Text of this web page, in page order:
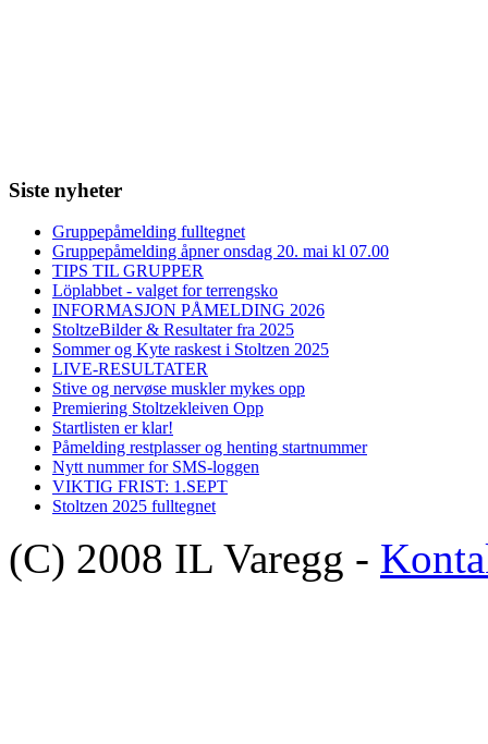
Siste nyheter
Gruppepåmelding fulltegnet
Gruppepåmelding åpner onsdag 20. mai kl 07.00
TIPS TIL GRUPPER
Löplabbet - valget for terrengsko
INFORMASJON PÅMELDING 2026
StoltzeBilder & Resultater fra 2025
Sommer og Kyte raskest i Stoltzen 2025
LIVE-RESULTATER
Stive og nervøse muskler mykes opp
Premiering Stoltzekleiven Opp
Startlisten er klar!
Påmelding restplasser og henting startnummer
Nytt nummer for SMS-loggen
VIKTIG FRIST: 1.SEPT
Stoltzen 2025 fulltegnet
(C) 2008 IL Varegg -